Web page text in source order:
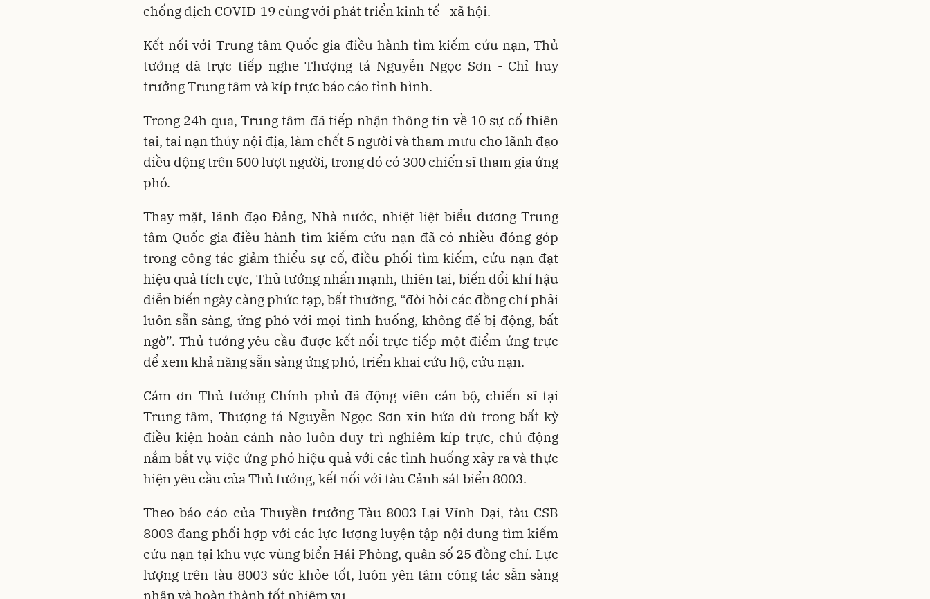
chống dịch COVID-19 cùng với phát triển kinh tế - xã hội.
Kết nối với Trung tâm Quốc gia điều hành tìm kiếm cứu nạn, Thủ
tướng đã trực tiếp nghe Thượng tá Nguyễn Ngọc Sơn - Chỉ huy
trưởng Trung tâm và kíp trực báo cáo tình hình.
Trong 24h qua, Trung tâm đã tiếp nhận thông tin về 10 sự cố thiên
tai, tai nạn thủy nội địa, làm chết 5 người và tham mưu cho lãnh đạo
điều động trên 500 lượt người, trong đó có 300 chiến sĩ tham gia ứng
phó.
Thay mặt, lãnh đạo Đảng, Nhà nước, nhiệt liệt biểu dương Trung
tâm Quốc gia điều hành tìm kiếm cứu nạn đã có nhiều đóng góp
trong công tác giảm thiểu sự cố, điều phối tìm kiếm, cứu nạn đạt
hiệu quả tích cực, Thủ tướng nhấn mạnh, thiên tai, biến đổi khí hậu
diễn biến ngày càng phức tạp, bất thường, “đòi hỏi các đồng chí phải
luôn sẵn sàng, ứng phó với mọi tình huống, không để bị động, bất
ngờ”. Thủ tướng yêu cầu được kết nối trực tiếp một điểm ứng trực
để xem khả năng sẵn sàng ứng phó, triển khai cứu hộ, cứu nạn.
Cám ơn Thủ tướng Chính phủ đã động viên cán bộ, chiến sĩ tại
Trung tâm, Thượng tá Nguyễn Ngọc Sơn xin hứa dù trong bất kỳ
điều kiện hoàn cảnh nào luôn duy trì nghiêm kíp trực, chủ động
nắm bắt vụ việc ứng phó hiệu quả với các tình huống xảy ra và thực
hiện yêu cầu của Thủ tướng, kết nối với tàu Cảnh sát biển 8003.
Theo báo cáo của Thuyền trưởng Tàu 8003 Lại Vĩnh Đại, tàu CSB
8003 đang phối hợp với các lực lượng luyện tập nội dung tìm kiếm
cứu nạn tại khu vực vùng biển Hải Phòng, quân số 25 đồng chí. Lực
lượng trên tàu 8003 sức khỏe tốt, luôn yên tâm công tác sẵn sàng